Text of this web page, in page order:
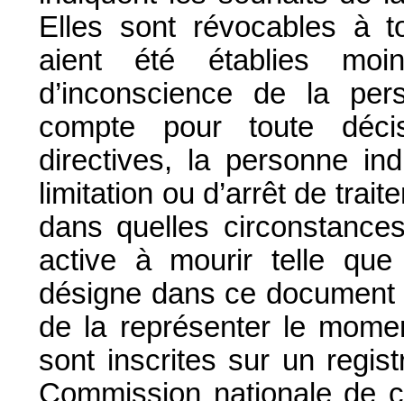
Elles sont révocables à
aient été établies
d’inconscience de la
compte pour toute
directives, la personne
limitation ou d’arrêt de
dans quelles
active à mourir telle
désigne dans ce
de la représenter le
sont inscrites sur un
Commission nationale de